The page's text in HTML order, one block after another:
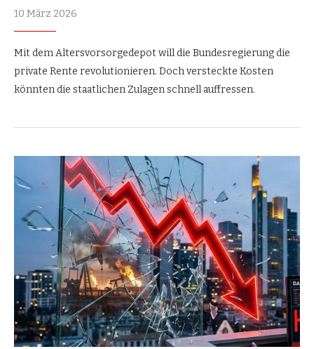
10 März 2026
Mit dem Altersvorsorgedepot will die Bundesregierung die
private Rente revolutionieren. Doch versteckte Kosten
könnten die staatlichen Zulagen schnell auffressen.